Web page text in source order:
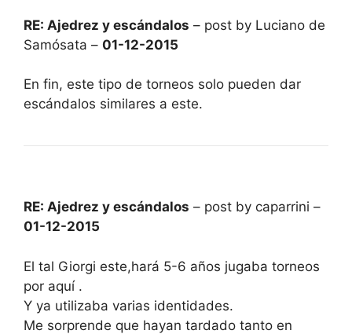
RE: Ajedrez y escándalos – post by Luciano de
Samósata – 01-12-2015
En fin, este tipo de torneos solo pueden dar
escándalos similares a este.
RE: Ajedrez y escándalos – post by caparrini –
01-12-2015
El tal Giorgi este,hará 5-6 años jugaba torneos
por aquí .
Y ya utilizaba varias identidades.
Me sorprende que hayan tardado tanto en